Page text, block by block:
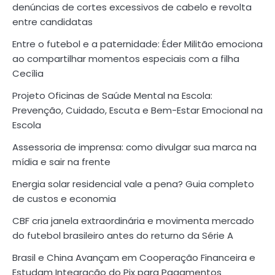
denúncias de cortes excessivos de cabelo e revolta
entre candidatas
Entre o futebol e a paternidade: Éder Militão emociona
ao compartilhar momentos especiais com a filha
Cecília
Projeto Oficinas de Saúde Mental na Escola:
Prevenção, Cuidado, Escuta e Bem-Estar Emocional na
Escola
Assessoria de imprensa: como divulgar sua marca na
mídia e sair na frente
Energia solar residencial vale a pena? Guia completo
de custos e economia
CBF cria janela extraordinária e movimenta mercado
do futebol brasileiro antes do returno da Série A
Brasil e China Avançam em Cooperação Financeira e